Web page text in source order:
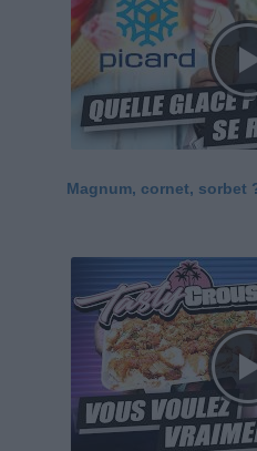
Magnum, cornet, sorbet